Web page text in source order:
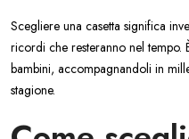
Scegliere una casetta significa
ricordi che resteranno nel tempo.
bambini, accompagnandoli in
stagione.